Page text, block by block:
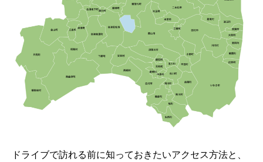
ドライブで訪れる前に知っておきたいアクセス方法と、